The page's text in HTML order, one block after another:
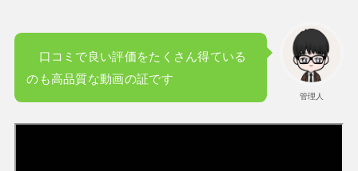
管理人
口コミで良い評価をたくさん得ている
のも高品質な動画の証です